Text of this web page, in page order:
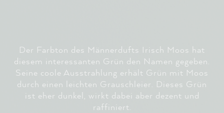
Der Farbton des Männerdufts Irisch Moos hat
diesem interessanten Grün den Namen gegeben.
Seine coole Ausstrahlung erhält Grün mit Moos
durch einen leichten Grauschleier. Dieses Grün
ist eher dunkel, wirkt dabei aber dezent und
raffiniert.